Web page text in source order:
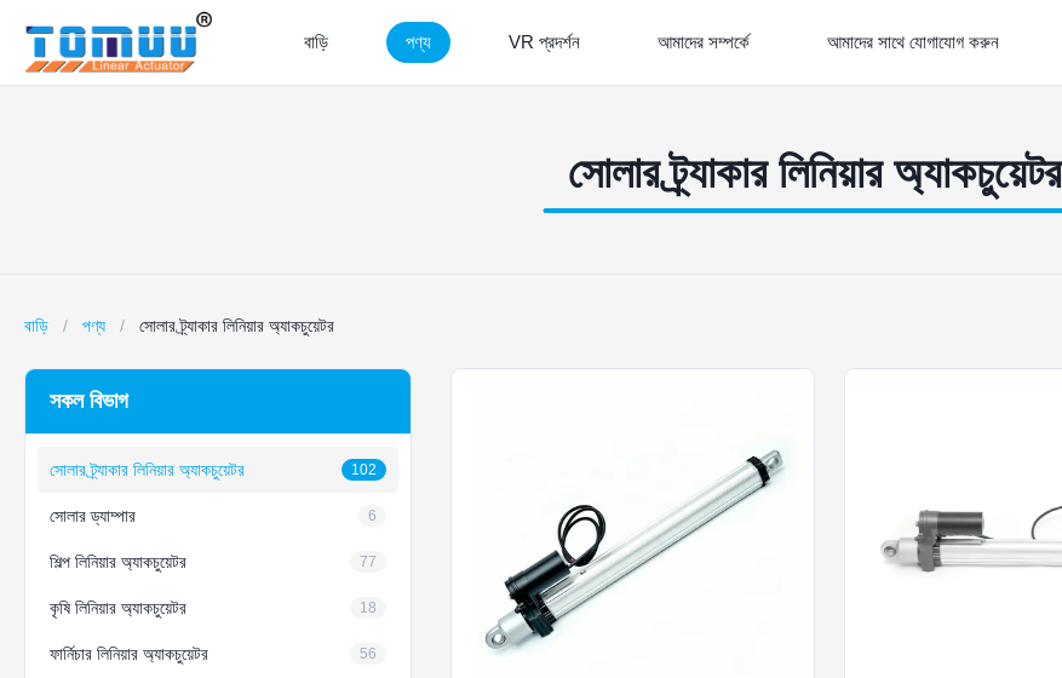
বাড়ি পণ্য VR প্রদর্শন আমাদের সম্পর্কে আমাদের সাথে যোগাযোগ করুন
সোলার ট্র্যাকার লিনিয়ার অ্যাকচুয়েটর
বাড়ি / পণ্য / সোলার ট্র্যাকার লিনিয়ার অ্যাকচুয়েটর
সকল বিভাগ
সোলার ট্র্যাকার লিনিয়ার অ্যাকচুয়েটর 102
সোলার ড্যাম্পার 6
শিল্প লিনিয়ার অ্যাকচুয়েটর 77
কৃষি লিনিয়ার অ্যাকচুয়েটর 18
ফার্নিচার লিনিয়ার অ্যাকচুয়েটর 56